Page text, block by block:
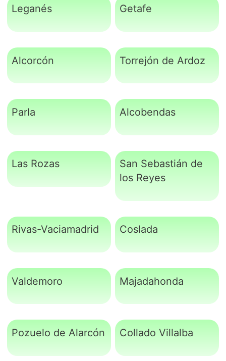
Leganés Getafe
Alcorcón Torrejón de Ardoz
Parla Alcobendas
Las Rozas
San Sebastián de
los Reyes
Rivas-Vaciamadrid Coslada
Valdemoro Majadahonda
Pozuelo de Alarcón Collado Villalba